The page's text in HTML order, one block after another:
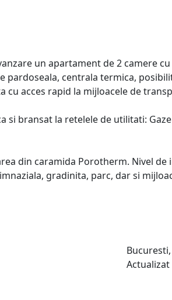
un apartament de 2 camere
pardoseala, centrala termica,
cu acces rapid la mijloacele de
bransat la retelele de utilitati: Gaze
din caramida Porotherm. Nivel de
gradinita, parc, dar si